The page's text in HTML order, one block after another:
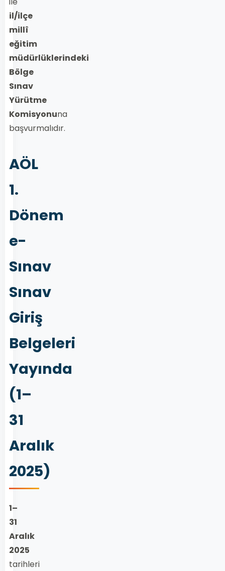
il/ilçe
millî
eğitim
müdürlüklerindeki
Bölge
Sınav
Yürütme
Komisyonuna
başvurmalıdır.
AÖL
1.
Dönem
e-
Sınav
Sınav
Giriş
Belgeleri
Yayında
(1–
31
Aralık
2025)
1–
31
Aralık
2025
tarihleri